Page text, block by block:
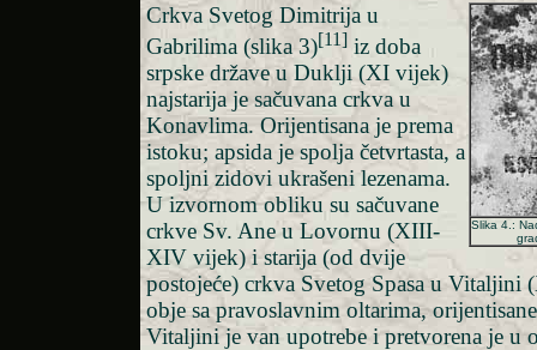
Slika 4.:
Crkva Svetog Dimitrija u
Gabrilima (slika 3)[11] iz doba
srpske države u Duklji (XI vijek)
najstarija je sačuvana crkva u
Konavlima. Orijentisana je prema
istoku; apsida je spolja četvrtasta, a
spoljni zidovi ukrašeni lezenama.
U izvornom obliku su sačuvane
crkve Sv. Ane u Lovornu (XIII-
XIV vijek) i starija (od dvije
postojeće) crkva Svetog Spasa u
obje sa pravoslavnim oltarima,
Vitaljini je van upotrebe i pretvorena je u